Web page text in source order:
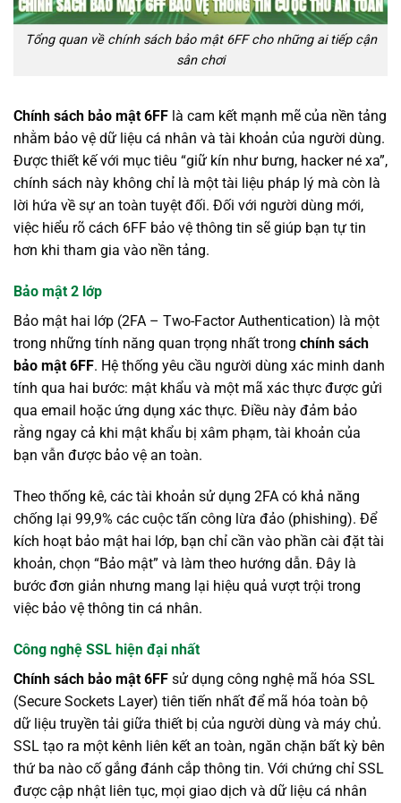
Tổng quan về chính sách bảo mật 6FF cho những ai tiếp cận
sân chơi
Chính sách bảo mật 6FF là cam kết mạnh mẽ của nền tảng
nhằm bảo vệ dữ liệu cá nhân và tài khoản của người dùng.
Được thiết kế với mục tiêu “giữ kín như bưng, hacker né xa”,
chính sách này không chỉ là một tài liệu pháp lý mà còn là
lời hứa về sự an toàn tuyệt đối. Đối với người dùng mới,
việc hiểu rõ cách 6FF bảo vệ thông tin sẽ giúp bạn tự tin
hơn khi tham gia vào nền tảng.
Bảo mật 2 lớp
Bảo mật hai lớp (2FA – Two-Factor Authentication) là một
trong những tính năng quan trọng nhất trong chính sách
bảo mật 6FF. Hệ thống yêu cầu người dùng xác minh danh
tính qua hai bước: mật khẩu và một mã xác thực được gửi
qua email hoặc ứng dụng xác thực. Điều này đảm bảo
rằng ngay cả khi mật khẩu bị xâm phạm, tài khoản của
bạn vẫn được bảo vệ an toàn.
Theo thống kê, các tài khoản sử dụng 2FA có khả năng
chống lại 99,9% các cuộc tấn công lừa đảo (phishing). Để
kích hoạt bảo mật hai lớp, bạn chỉ cần vào phần cài đặt tài
khoản, chọn “Bảo mật” và làm theo hướng dẫn. Đây là
bước đơn giản nhưng mang lại hiệu quả vượt trội trong
việc bảo vệ thông tin cá nhân.
Công nghệ SSL hiện đại nhất
Chính sách bảo mật 6FF sử dụng công nghệ mã hóa SSL
(Secure Sockets Layer) tiên tiến nhất để mã hóa toàn bộ
dữ liệu truyền tải giữa thiết bị của người dùng và máy chủ.
SSL tạo ra một kênh liên kết an toàn, ngăn chặn bất kỳ bên
thứ ba nào cố gắng đánh cắp thông tin. Với chứng chỉ SSL
được cập nhật liên tục, mọi giao dịch và dữ liệu cá nhân